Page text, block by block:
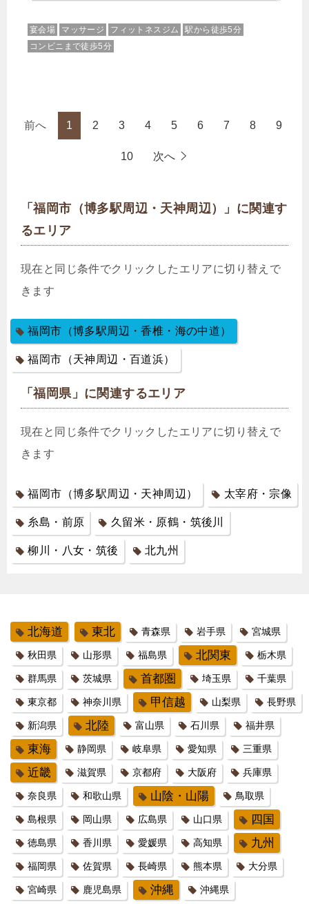
宴会場 マッサージ フィットネスジム
駅から徒歩5分
コンビニまで徒歩5分
前へ 1 2 3 4 5 6 7 8 9
10 次へ
「福岡市（博多駅周辺・天神周辺）」に関連す
るエリア
現在と同じ条件でクリックしたエリアに切り替えで
きます
福岡市（博多駅周辺・香椎・海の中道）
福岡市（天神周辺・百道浜）
「福岡県」に関連するエリア
現在と同じ条件でクリックしたエリアに切り替えで
きます
福岡市（博多駅周辺・天神周辺） 太宰府・宗像
糸島・前原 久留米・原鶴・筑後川
柳川・八女・筑後 北九州
北海道 東北 青森県 岩手県 宮城県
秋田県 山形県 福島県 北関東 栃木県
群馬県 茨城県 首都圏 埼玉県 千葉県
東京都 神奈川県 甲信越 山梨県 長野県
新潟県 北陸 富山県 石川県 福井県
東海 静岡県 岐阜県 愛知県 三重県
近畿 滋賀県 京都府 大阪府 兵庫県
奈良県 和歌山県 山陰・山陽 鳥取県
島根県 岡山県 広島県 山口県 四国
徳島県 香川県 愛媛県 高知県 九州
福岡県 佐賀県 長崎県 熊本県 大分県
宮崎県 鹿児島県 沖縄 沖縄県